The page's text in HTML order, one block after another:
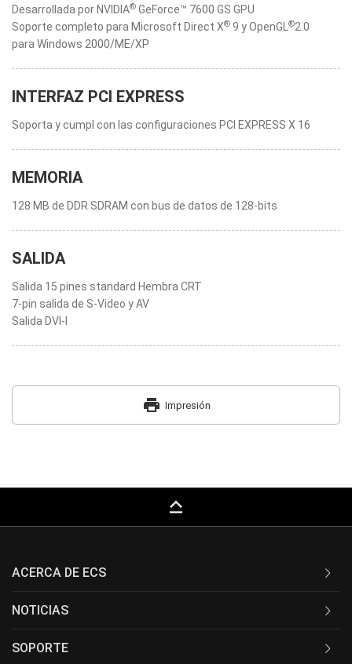
Desarrollada por NVIDIA® GeForce™ 7600 GS GPU
Soporte completo para Microsoft Direct X® 9 y OpenGL ®2.0
para Windows 2000/ME/XP
INTERFAZ PCI EXPRESS
Soporta y cumpl con las configuraciones PCI EXPRESS X 16
MEMORIA
128 MB de DDR SDRAM con bus de datos de 128-bits
SALIDA
Salida 15 pines standard Hembra CRT
7-pin salida de S-Video y AV
Salida DVI-I
print Impresión
keyboard_capslock
ACERCA DE ECS
NOTICIAS
SOPORTE